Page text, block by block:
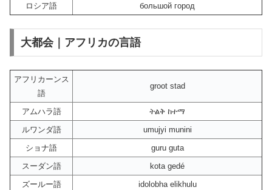
ロシア語
большой город
大都会｜アフリカの言語
アフリカーンス
語
groot stad
アムハラ語
ትልቅ ከተማ
ルワンダ語
umujyi munini
ショナ語
guru guta
スーダン語
kota gedé
ズールー語
idolobha elikhulu